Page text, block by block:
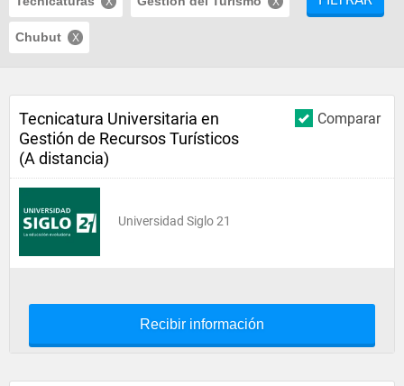
Chubut
Comparar
Tecnicatura Universitaria en
Gestión de Recursos Turísticos
(A distancia)
Universidad Siglo 21
Recibir información